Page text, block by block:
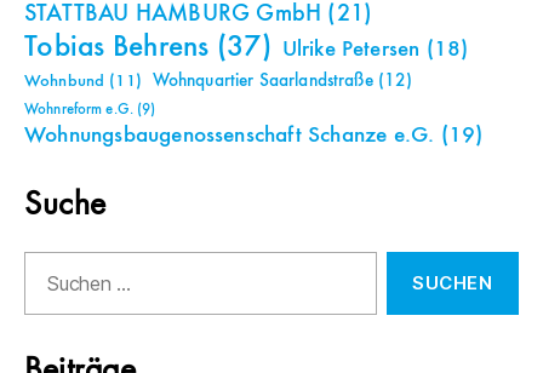
STATTBAU HAMBURG GmbH (21)
Tobias Behrens (37) Ulrike Petersen (18)
Wohnbund (11) Wohnquartier Saarlandstraße(12)
Wohnreform e.G.(9)
Wohnungsbaugenossenschaft Schanze e.G. (19)
Suche
nach: